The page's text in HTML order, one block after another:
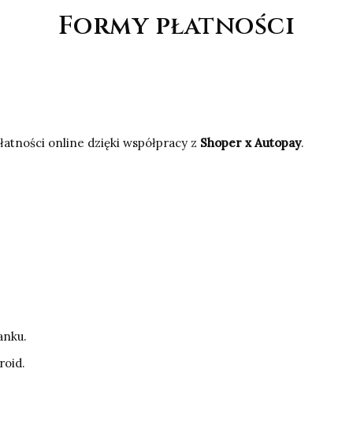
Formy płatności
online dzięki współpracy z Shoper x Autopay.